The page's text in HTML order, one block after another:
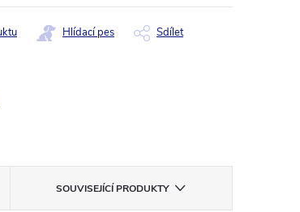
Hlídací pes Sdílet
SOUVISEJÍCÍ PRODUKTY